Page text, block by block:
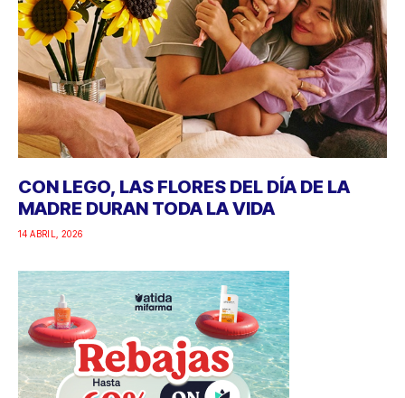
CON LEGO, LAS FLORES DEL DÍA DE LA
MADRE DURAN TODA LA VIDA
14 ABRIL, 2026